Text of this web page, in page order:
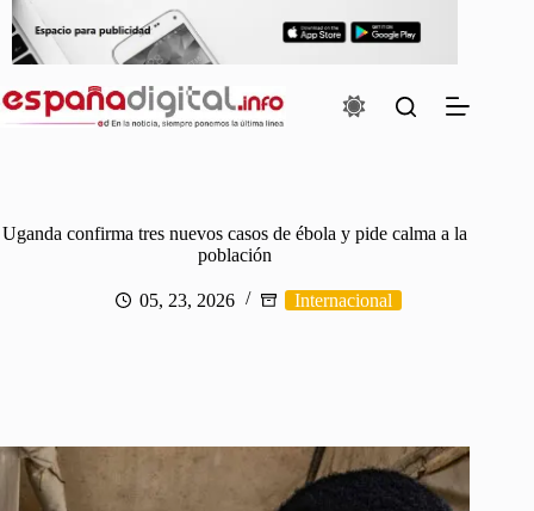
contenido
Uganda confirma tres nuevos casos de ébola y pide calma a la
población
05, 23, 2026 Internacional